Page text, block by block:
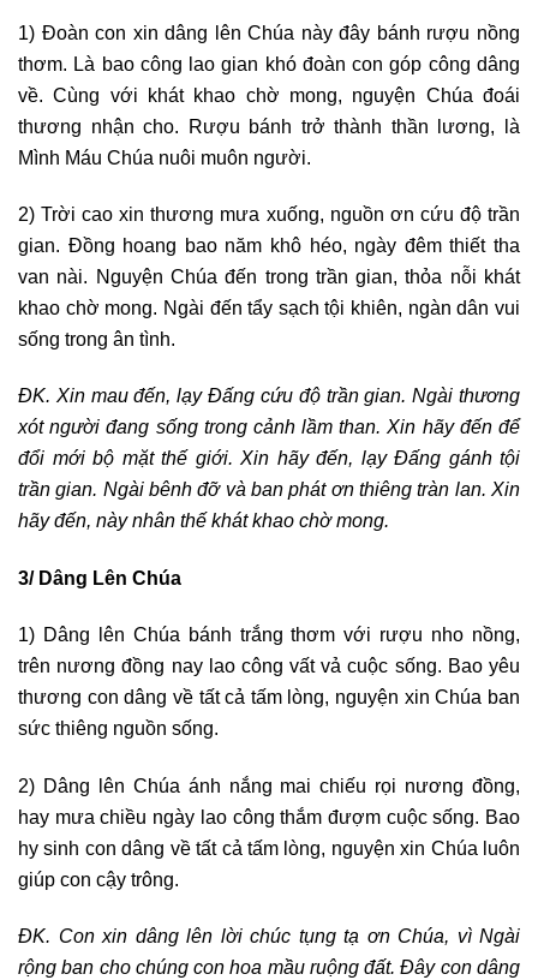
1) Đoàn con xin dâng lên Chúa này đây bánh rượu nồng
thơm. Là bao công lao gian khó đoàn con góp công dâng
về. Cùng với khát khao chờ mong, nguyện Chúa đoái
thương nhận cho. Rượu bánh trở thành thần lương, là
Mình Máu Chúa nuôi muôn người.
2) Trời cao xin thương mưa xuống, nguồn ơn cứu độ trần
gian. Đồng hoang bao năm khô héo, ngày đêm thiết tha
van nài. Nguyện Chúa đến trong trần gian, thỏa nỗi khát
khao chờ mong. Ngài đến tẩy sạch tội khiên, ngàn dân vui
sống trong ân tình.
ĐK. Xin mau đến, lạy Đấng cứu độ trần gian. Ngài thương
xót người đang sống trong cảnh lầm than. Xin hãy đến để
đổi mới bộ mặt thế giới. Xin hãy đến, lạy Đấng gánh tội
trần gian. Ngài bênh đỡ và ban phát ơn thiêng tràn lan. Xin
hãy đến, này nhân thế khát khao chờ mong.
3/ Dâng Lên Chúa
1) Dâng lên Chúa bánh trắng thơm với rượu nho nồng,
trên nương đồng nay lao công vất vả cuộc sống. Bao yêu
thương con dâng về tất cả tấm lòng, nguyện xin Chúa ban
sức thiêng nguồn sống.
2) Dâng lên Chúa ánh nắng mai chiếu rọi nương đồng,
hay mưa chiều ngày lao công thắm đượm cuộc sống. Bao
hy sinh con dâng về tất cả tấm lòng, nguyện xin Chúa luôn
giúp con cậy trông.
ĐK. Con xin dâng lên lời chúc tụng tạ ơn Chúa, vì Ngài
rộng ban cho chúng con hoa mầu ruộng đất. Đây con dâng